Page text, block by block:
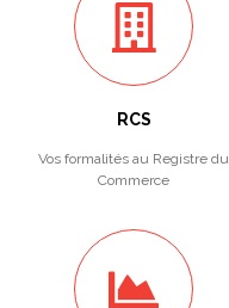
RCS
Vos formalités au Registre du
Commerce